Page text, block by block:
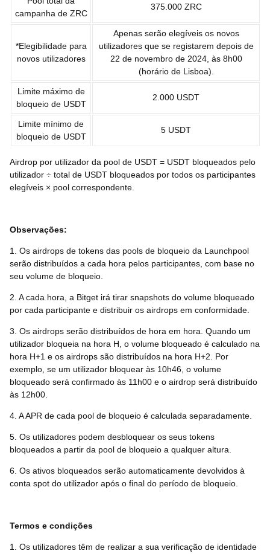
campanha de ZRC
375.000 ZRC
*Elegibilidade para
novos utilizadores
Apenas serão elegíveis os novos
utilizadores que se registarem depois de
22 de novembro de 2024, às 8h00
(horário de Lisboa).
Limite máximo de
bloqueio de USDT
2.000 USDT
Limite mínimo de
bloqueio de USDT
5 USDT
Airdrop por utilizador da pool de USDT = USDT bloqueados pelo
utilizador ÷ total de USDT bloqueados por todos os participantes
elegíveis × pool correspondente.
Observações:
1. Os airdrops de tokens das pools de bloqueio da Launchpool
serão distribuídos a cada hora pelos participantes, com base no
seu volume de bloqueio.
2. A cada hora, a Bitget irá tirar snapshots do volume bloqueado
por cada participante e distribuir os airdrops em conformidade.
3. Os airdrops serão distribuídos de hora em hora. Quando um
utilizador bloqueia na hora H, o volume bloqueado é calculado na
hora H+1 e os airdrops são distribuídos na hora H+2. Por
exemplo, se um utilizador bloquear às 10h46, o volume
bloqueado será confirmado às 11h00 e o airdrop será distribuído
às 12h00.
4. A APR de cada pool de bloqueio é calculada separadamente.
5. Os utilizadores podem desbloquear os seus tokens
bloqueados a partir da pool de bloqueio a qualquer altura.
6. Os ativos bloqueados serão automaticamente devolvidos à
conta spot do utilizador após o final do período de bloqueio.
Termos e condições
1. Os utilizadores têm de realizar a sua verificação de identidade